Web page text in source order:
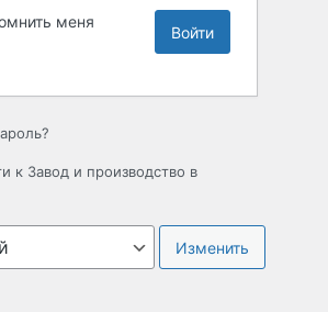
меня
к Завод и производство в